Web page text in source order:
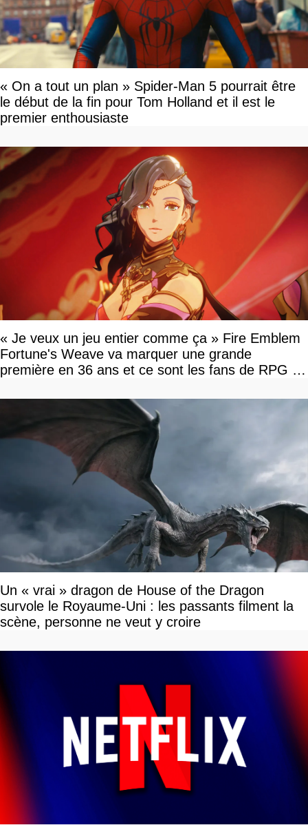
« On a tout un plan » Spider-Man 5 pourrait être
le début de la fin pour Tom Holland et il est le
premier enthousiaste
« Je veux un jeu entier comme ça » Fire Emblem
Fortune's Weave va marquer une grande
première en 36 ans et ce sont les fans de RPG en
Un « vrai » dragon de House of the Dragon
survole le Royaume-Uni : les passants filment la
scène, personne ne veut y croire